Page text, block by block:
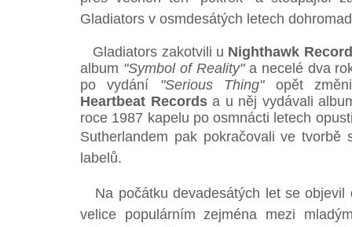
Gladiators v osmdesátých letech
Gladiators zakotvili u Nighthawk
album "Symbol of Reality"a necelé dva
po vydání "Serious Thing"opět
Heartbeat Recordsa u něj vydávali
roce 1987 kapelu po osmnácti letech
Sutherlandem pak pokračovali ve tvorbě
labelů.
Na počátku devadesátých let se objevil
velice populárním zejména mezi